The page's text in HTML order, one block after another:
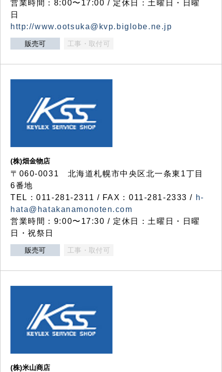
営業時間：8:00〜17:00 / 定休日：土曜日・日曜
日
http://www.ootsuka@kvp.biglobe.ne.jp
販売可 工事・取付可
(株)畑金物店
〒060-0031 北海道札幌市中央区北一条東1丁目
6番地
TEL：011-281-2311 / FAX：011-281-2333 / h-
hata@hatakanamonoten.com
営業時間：9:00〜17:30 / 定休日：土曜日・日曜
日・祝祭日
販売可 工事・取付可
(株)米山商店